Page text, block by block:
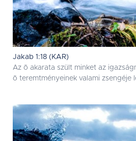
Jakab 1:18 (KAR)
Az õ akarata szült minket az
õ teremtményeinek valami zsengéje